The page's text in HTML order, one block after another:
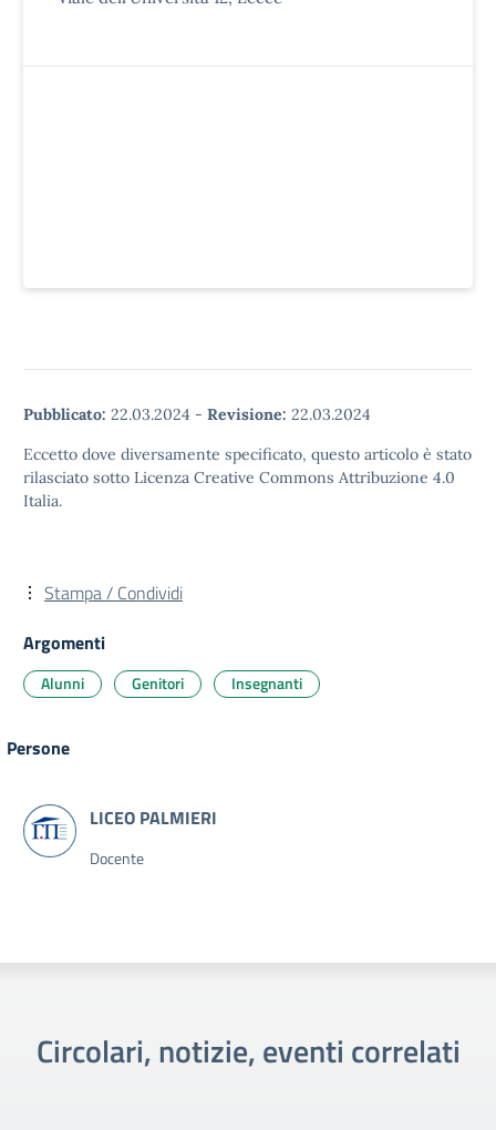
Pubblicato: 22.03.2024 - Revisione: 22.03.2024
Eccetto dove diversamente specificato, questo articolo è stato
rilasciato sotto Licenza Creative Commons Attribuzione 4.0
Italia.
Stampa / Condividi
Argomenti
Alunni Genitori Insegnanti
Persone
Docente
Circolari, notizie, eventi correlati